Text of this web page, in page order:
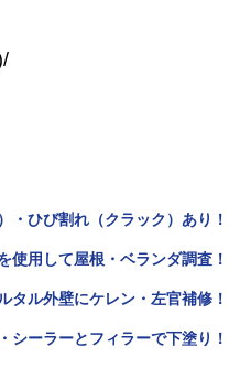
・ひび割れ（クラック）あり！
使用して屋根・ベランダ調査！
タル外壁にケレン・左官補修！
シーラーとフィラーで下塗り！